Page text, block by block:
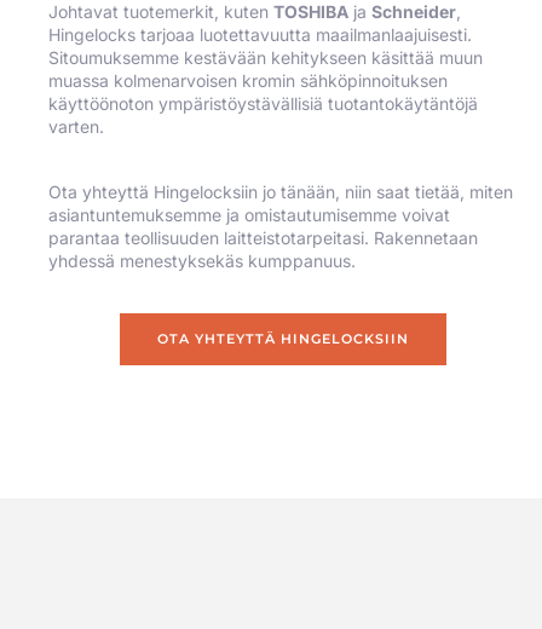
Johtavat tuotemerkit, kuten TOSHIBA ja Schneider
Hingelocks tarjoaa luotettavuutta maailmanlaajuisesti.
Sitoumuksemme kestävään kehitykseen käsittää muun
muassa kolmenarvoisen kromin sähköpinnoituksen
käyttöönoton ympäristöystävällisiä tuotantokäytäntöjä
varten.
Ota yhteyttä Hingelocksiin jo tänään, niin saat tietää, miten
asiantuntemuksemme ja omistautumisemme voivat
parantaa teollisuuden laitteistotarpeitasi. Rakennetaan
yhdessä menestyksekäs kumppanuus.
OTA YHTEYTTÄ HINGELOCKSIIN